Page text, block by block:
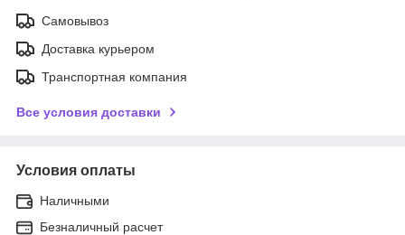
Самовывоз
Доставка курьером
Транспортная компания
Все условия доставки
Условия оплаты
Наличными
Безналичный расчет